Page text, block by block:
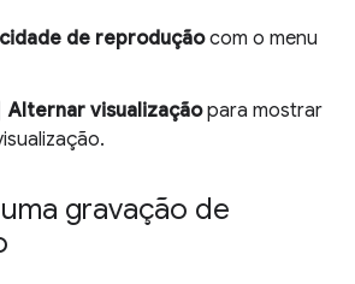
de reproduçãocom o menu
Alternar visualizaçãopara mostrar
gravação de